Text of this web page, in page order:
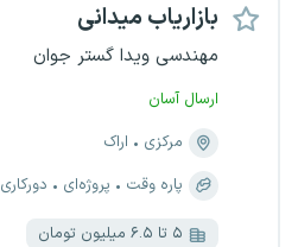
بازاریاب میدانی
مهندسی ویدا گستر جوان
ارسال آسان
مرکزی
اراک
پاره وقت
پروژه‌ای دورکاری
۵ تا ۶.۵ میلیون تومان